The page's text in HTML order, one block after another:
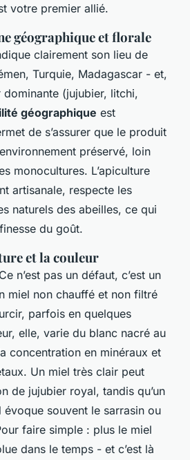
votre premier allié.
géographique et florale
clairement son lieu de
Turquie, Madagascar - et,
(jujubier, litchi,
géographique est
de s’assurer que le produit
préservé, loin
monocultures. L’apiculture
artisanale, respecte les
naturels des abeilles, ce qui
du goût.
et la couleur
n’est pas un défaut, c’est un
miel non chauffé et non filtré
parfois en quelques
elle, varie du blanc nacré au
concentration en minéraux et
Un miel très clair peut
de jujubier royal, tandis qu’un
souvent le sarrasin ou
faire simple : plus le miel
dans le temps - et c’est là